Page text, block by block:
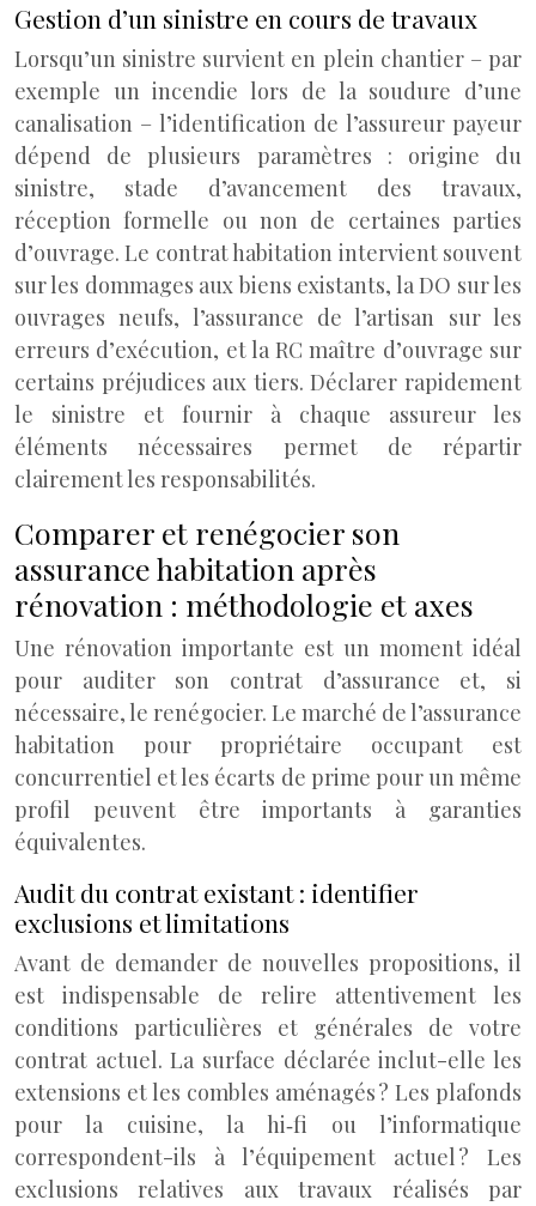
Gestion d’un sinistre en cours de travaux
Lorsqu’un sinistre survient en plein chantier – par
exemple un incendie lors de la soudure d’une
canalisation – l’identification de l’assureur payeur
dépend de plusieurs paramètres : origine du
sinistre, stade d’avancement des travaux,
réception formelle ou non de certaines parties
d’ouvrage. Le contrat habitation intervient souvent
sur les dommages aux biens existants, la DO sur les
ouvrages neufs, l’assurance de l’artisan sur les
erreurs d’exécution, et la RC maître d’ouvrage sur
certains préjudices aux tiers. Déclarer rapidement
le sinistre et fournir à chaque assureur les
éléments nécessaires permet de répartir
clairement les responsabilités.
Comparer et renégocier son
assurance habitation après
rénovation : méthodologie et axes
Une rénovation importante est un moment idéal
pour auditer son contrat d’assurance et, si
nécessaire, le renégocier. Le marché de l’assurance
habitation pour propriétaire occupant est
concurrentiel et les écarts de prime pour un même
profil peuvent être importants à garanties
équivalentes.
Audit du contrat existant : identifier
exclusions et limitations
Avant de demander de nouvelles propositions, il
est indispensable de relire attentivement les
conditions particulières et générales de votre
contrat actuel. La surface déclarée inclut-elle les
extensions et les combles aménagés ? Les plafonds
pour la cuisine, la hi‑fi ou l’informatique
correspondent-ils à l’équipement actuel ? Les
exclusions relatives aux travaux réalisés par